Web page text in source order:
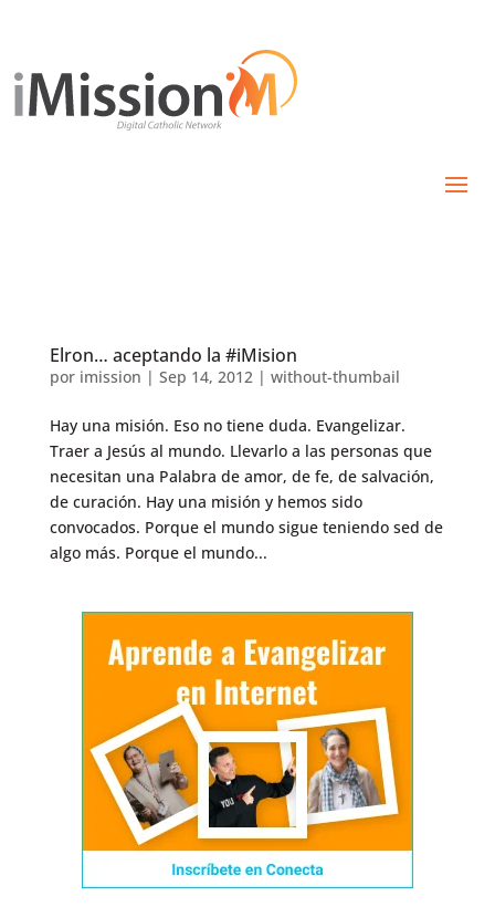
Elron… aceptando la #iMision
por imission | Sep 14, 2012| without-thumbail
Hay una misión. Eso no tiene duda. Evangelizar.
Traer a Jesús al mundo. Llevarlo a las personas que
necesitan una Palabra de amor, de fe, de salvación,
de curación. Hay una misión y hemos sido
convocados. Porque el mundo sigue teniendo sed de
algo más. Porque el mundo...